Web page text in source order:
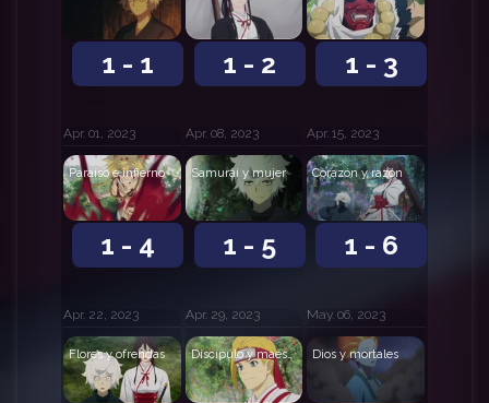
1 - 1
Apr. 01, 2023
1 - 2
Apr. 08, 2023
1 - 3
Apr. 15, 2023
1 - 4
Paraíso e infierno
Apr. 22, 2023
1 - 5
Samurái y mujer
Apr. 29, 2023
1 - 6
Corazón y razón
May. 06, 2023
Flores y ofrendas Discípulo y maestro Dios y mortales